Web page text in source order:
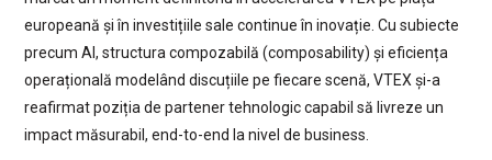
europeană și în investițiile sale continue în inovație. Cu subiecte
precum AI, structura compozabilă (composability) și eficiența
operațională modelând discuțiile pe fiecare scenă, VTEX și-a
reafirmat poziția de partener tehnologic capabil să livreze un
impact măsurabil, end-to-end la nivel de business.